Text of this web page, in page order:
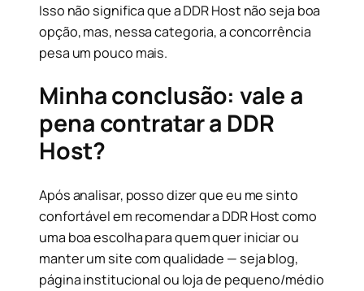
Isso não significa que a DDR Host não seja boa
opção, mas, nessa categoria, a concorrência
pesa um pouco mais.
Minha conclusão: vale a
pena contratar a DDR
Host?
Após analisar, posso dizer que eu me sinto
confortável em recomendar a DDR Host como
uma boa escolha para quem quer iniciar ou
manter um site com qualidade — seja blog,
página institucional ou loja de pequeno/médio